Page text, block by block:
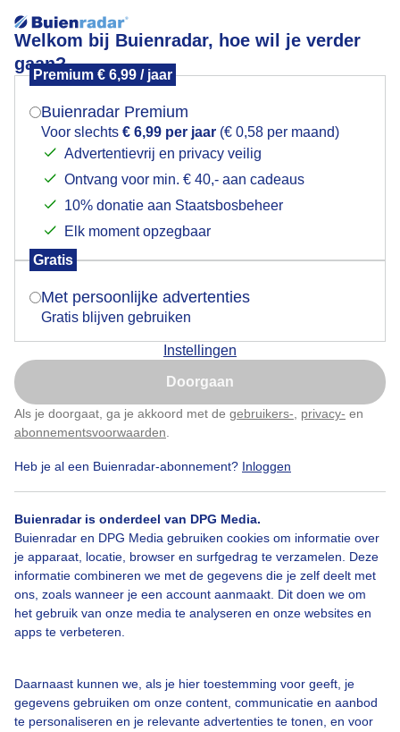
Welkom bij Buienradar, hoe wil je verder
gaan?
Premium € 6,99 / jaar
Buienradar Premium
Voor slechts € 6,99 per jaar (€ 0,58 per maand)
Advertentievrij en privacy veilig
Ontvang voor min. € 40,- aan cadeaus
10% donatie aan Staatsbosbeheer
Elk moment opzegbaar
Gratis
Met persoonlijke advertenties
Gratis blijven gebruiken
Instellingen
Doorgaan
Als je doorgaat, ga je akkoord met de gebruikers- privacy- en
abonnementsvoorwaarden
Heb je al een Buienradar-abonnement? Inloggen
Buienradar is onderdeel van DPG Media.
Buienradar en DPG Media gebruiken cookies om informatie over
je apparaat, locatie, browser en surfgedrag te verzamelen. Deze
informatie combineren we met de gegevens die je zelf deelt met
ons, zoals wanneer je een account aanmaakt. Dit doen we om
het gebruik van onze media te analyseren en onze websites en
apps te verbeteren.
Daarnaast kunnen we, als je hier toestemming voor geeft, je
gegevens gebruiken om onze content, communicatie en aanbod
te personaliseren en je relevante advertenties te tonen, en voor
Heerlijk op het bankje
Heerlijk in de herfstzon op het bankje
Door: Joost Mooij Gemaakt: 07-11-2025, 36x bekeken
Herfst Zon
Bekijk slideshow
Mogen we je locatie gebruiken voor het
Indien je hier nog geen akkoord op hebt gegeven,
verschijnt er zo een pop-up uit je browser waarin
Is goed, toon de popup
Nu niet, misschien later
Klik hierom dit aan te passen